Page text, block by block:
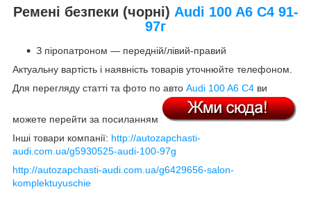
Ремені безпеки (чорні) Audi 100 A6 C4 91-
97г
З піропатроном — передній/лівий-правий
Актуальну вартість і наявність товарів уточнюйте телефоном.
Для перегляду статті та фото по авто Audi 100 A6 C4 ви
можете перейти за посиланням
Інші товари компанії: http://autozapchasti-
audi.com.ua/g5930525-audi-100-97g
http://autozapchasti-audi.com.ua/g6429656-salon-
komplektuyuschie